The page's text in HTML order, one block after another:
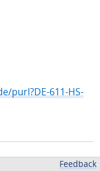
purl?DE-611-HS-
Feedback